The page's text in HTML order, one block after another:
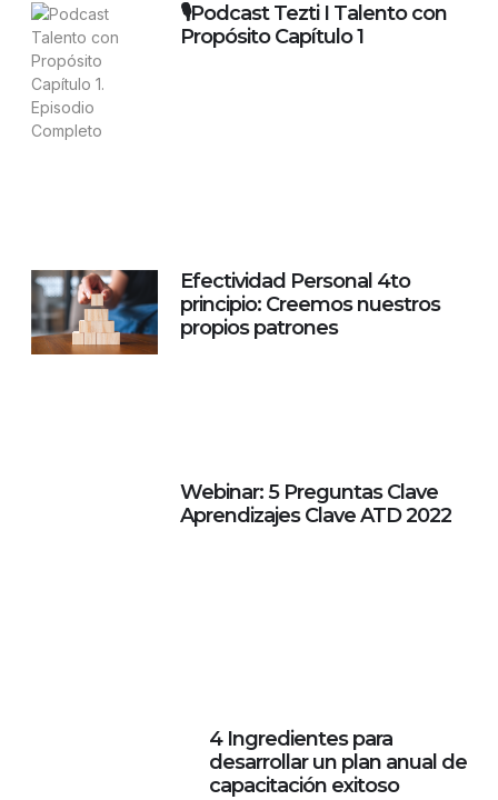
🎙️Podcast Tezti I Talento con
Propósito Capítulo 1
Efectividad Personal 4to
principio: Creemos nuestros
propios patrones
Webinar: 5 Preguntas Clave
Aprendizajes Clave ATD 2022
4 Ingredientes para
desarrollar un plan anual de
capacitación exitoso